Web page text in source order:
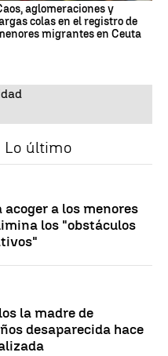
aglomeraciones y
colas en el registro de
migrantes en Ceuta
Lo último
a los menores
los "obstáculos
la madre de
desaparecida hace